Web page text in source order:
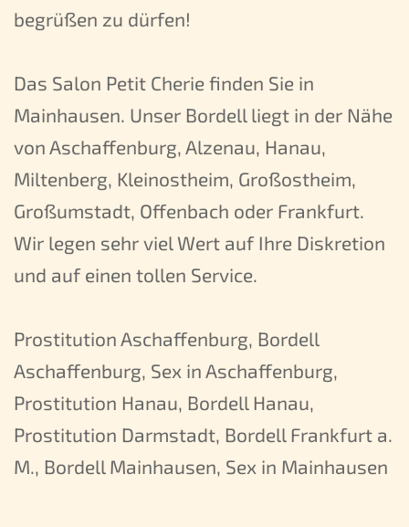
begrüßen zu dürfen!
Das Salon Petit Cherie finden Sie in
Mainhausen. Unser Bordell liegt in der Nähe
von Aschaffenburg, Alzenau, Hanau,
Miltenberg, Kleinostheim, Großostheim,
Großumstadt, Offenbach oder Frankfurt.
Wir legen sehr viel Wert auf Ihre Diskretion
und auf einen tollen Service.
Prostitution Aschaffenburg, Bordell
Aschaffenburg, Sex in Aschaffenburg,
Prostitution Hanau, Bordell Hanau,
Prostitution Darmstadt, Bordell Frankfurt a.
M., Bordell Mainhausen, Sex in Mainhausen